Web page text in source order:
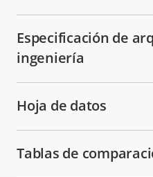
Especificación de
ingeniería
Hoja de datos
Tablas de